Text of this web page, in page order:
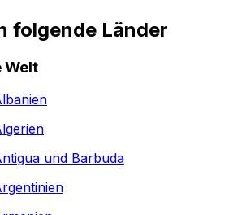
folgende Länder
Welt
und Barbuda